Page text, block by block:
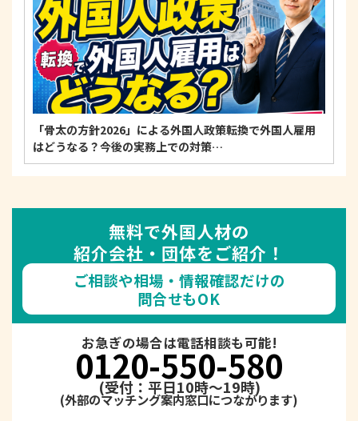
「骨太の方針2026」による外国人政策転換で外国人雇用
はどうなる？今後の実務上での対策…
無料で外国人材の
紹介会社・団体をご紹介！
ご相談や相場・情報確認だけの
問合せもOK
お急ぎの場合は電話相談も可能!
0120-550-580
(受付：平日10時～19時)